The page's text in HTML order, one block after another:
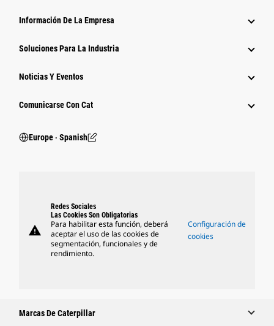
Información De La Empresa
Soluciones Para La Industria
Noticias Y Eventos
Comunicarse Con Cat
Europe ‧ Spanish
warning
Redes Sociales
Las Cookies Son Obligatorias
Para habilitar esta función, deberá
aceptar el uso de las cookies de
segmentación, funcionales y de
rendimiento.
Configuración de
cookies
Marcas De Caterpillar